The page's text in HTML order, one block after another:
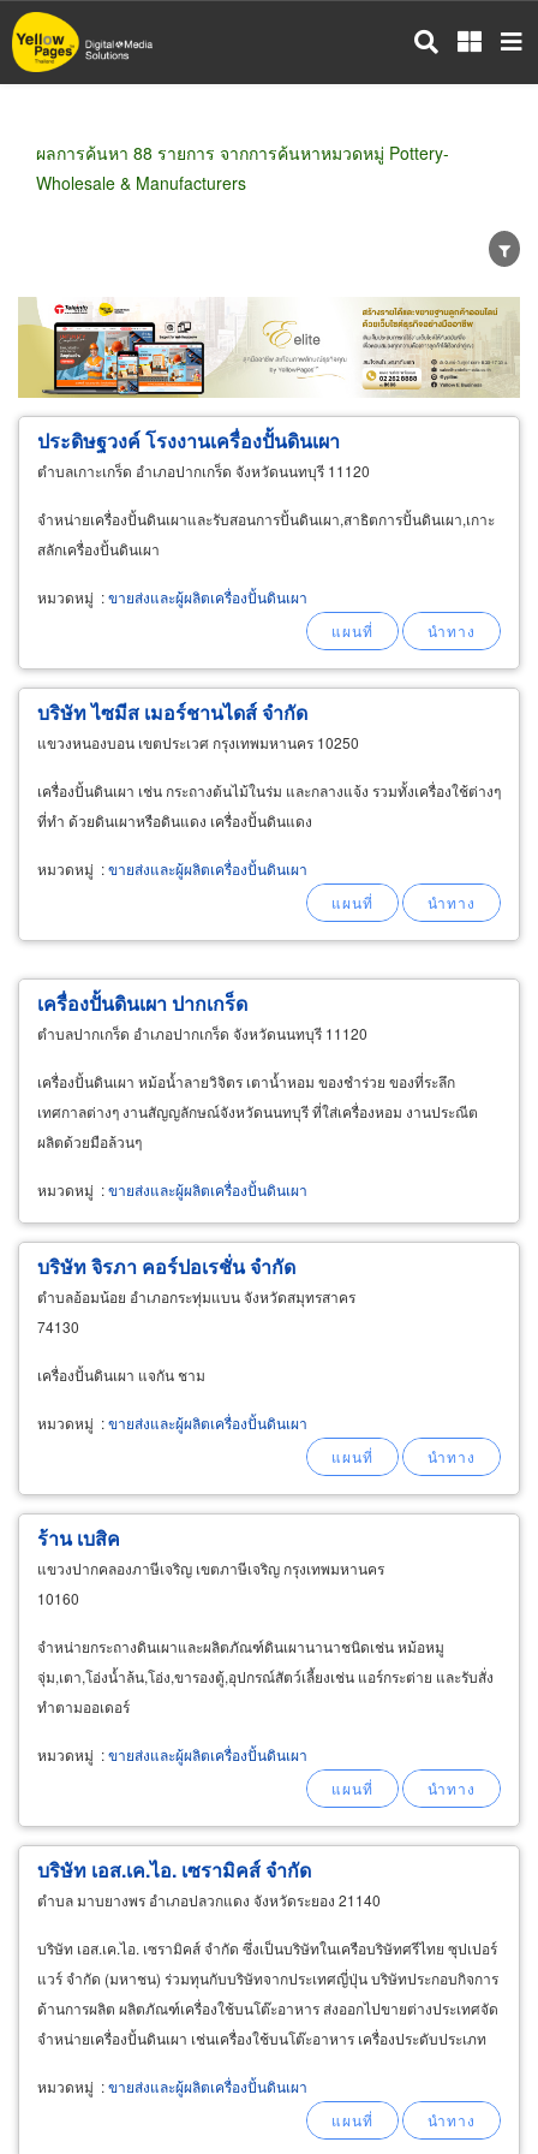
ข้าม
ไป
ผลการค้นหา 88 รายการ จากการค้นหาหมวดหมู่ Pottery-
Wholesale & Manufacturers
ขายส่ง ขายปลีก ผู้ผลิต
ตัวแทนจัดจำหน่าย
ผู้ส่งออก/นำเข้า
ธุรกิจบริการ
ประดิษฐวงค์ โรงงานเครื่องปั้นดินเผา
ตำบลเกาะเกร็ด อำเภอปากเกร็ด จังหวัดนนทบุรี 11120
จำหน่ายเครื่องปั้นดินเผาและรับสอนการปั้นดินเผา,สาธิตการปั้นดินเผา,เกาะ
สลักเครื่องปั้นดินเผา
หมวดหมู่ :ขายส่งและผู้ผลิตเครื่องปั้นดินเผา
บริษัท ไซมีส เมอร์ชานไดส์ จำกัด
แขวงหนองบอน เขตประเวศ กรุงเทพมหานคร 10250
เครื่องปั้นดินเผา เช่น กระถางต้นไม้ในร่ม และกลางแจ้ง รวมทั้งเครื่องใช้ต่างๆ
ที่ทำ ด้วยดินเผาหรือดินแดง เครื่องปั้นดินแดง
หมวดหมู่ :ขายส่งและผู้ผลิตเครื่องปั้นดินเผา
เครื่องปั้นดินเผา ปากเกร็ด
ตำบลปากเกร็ด อำเภอปากเกร็ด จังหวัดนนทบุรี 11120
เครื่องปั้นดินเผา หม้อน้ำลายวิจิตร เตาน้ำหอม ของชำร่วย ของที่ระลึก
เทศกาลต่างๆ งานสัญญลักษณ์จังหวัดนนทบุรี ที่ใส่เครื่องหอม งานประณีต
ผลิตด้วยมือล้วนๆ
หมวดหมู่ :ขายส่งและผู้ผลิตเครื่องปั้นดินเผา
บริษัท จิรภา คอร์ปอเรชั่น จำกัด
ตำบลอ้อมน้อย อำเภอกระทุ่มแบน จังหวัดสมุทรสาคร
74130
เครื่องปั้นดินเผา แจกัน ชาม
หมวดหมู่ :ขายส่งและผู้ผลิตเครื่องปั้นดินเผา
ร้าน เบสิค
แขวงปากคลองภาษีเจริญ เขตภาษีเจริญ กรุงเทพมหานคร
10160
จำหน่ายกระถางดินเผาและผลิตภัณฑ์ดินเผานานาชนิดเช่น หม้อหมู
จุ่ม,เตา,โอ่งน้ำล้น,โอ่ง,ขารองตู้,อุปกรณ์สัตว์เลี้ยงเช่น แอร์กระต่าย และรับสั่ง
ทำตามออเดอร์
หมวดหมู่ :ขายส่งและผู้ผลิตเครื่องปั้นดินเผา
บริษัท เอส.เค.ไอ. เซรามิคส์ จำกัด
ตำบล มาบยางพร อำเภอปลวกแดง จังหวัดระยอง 21140
บริษัท เอส.เค.ไอ. เซรามิคส์ จำกัด ซึ่งเป็นบริษัทในเครือบริษัทศรีไทย ซุปเปอร์
แวร์ จำกัด (มหาชน) ร่วมทุนกับบริษัทจากประเทศญี่ปุ่น บริษัทประกอบกิจการ
ด้านการผลิต ผลิตภัณฑ์เครื่องใช้บนโต๊ะอาหาร ส่งออกไปขายต่างประเทศจัด
จำหน่ายเครื่องปั้นดินเผา เช่นเครื่องใช้บนโต๊ะอาหาร เครื่องประดับประเภท
หมวดหมู่ :ขายส่งและผู้ผลิตเครื่องปั้นดินเผา